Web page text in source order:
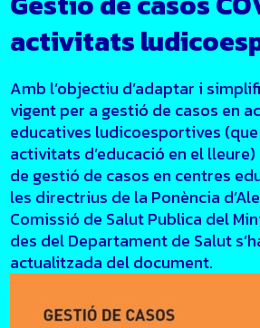
activitats
Amb l’objectiu d’adaptar i
vigent per a gestió de casos en
educatives ludicoesportives
activitats d’educació en el
de gestió de casos en centres
les directrius de la Ponència
Comissió de Salut Publica del
des del Departament de Salut
actualitzada del document.